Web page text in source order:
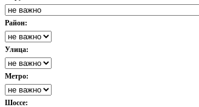
Район:
Улица:
Метро:
Шоссе: